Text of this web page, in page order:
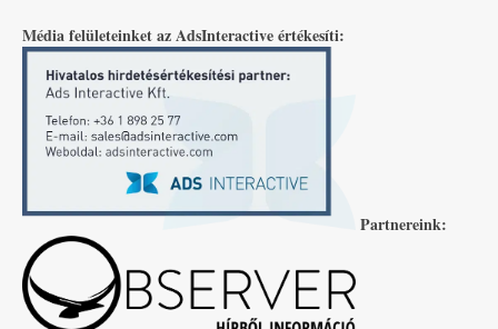
Média felületeinket az AdsInteractive értékesíti:
Partnereink: